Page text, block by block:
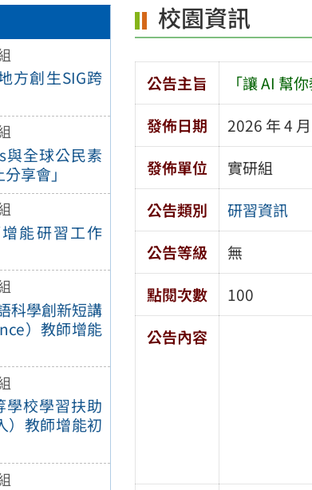
方創生SIG跨
與全球公民素
享會」
能研習工作
科學創新短講
）教師增能
學校學習扶助
）教師增能初
校園資訊
公告主旨
「讓 AI 幫
發佈日期
2026 年 4
發佈單位
實研組
公告類別
研習資訊
公告等級
無
點閱次數
100
公告內容